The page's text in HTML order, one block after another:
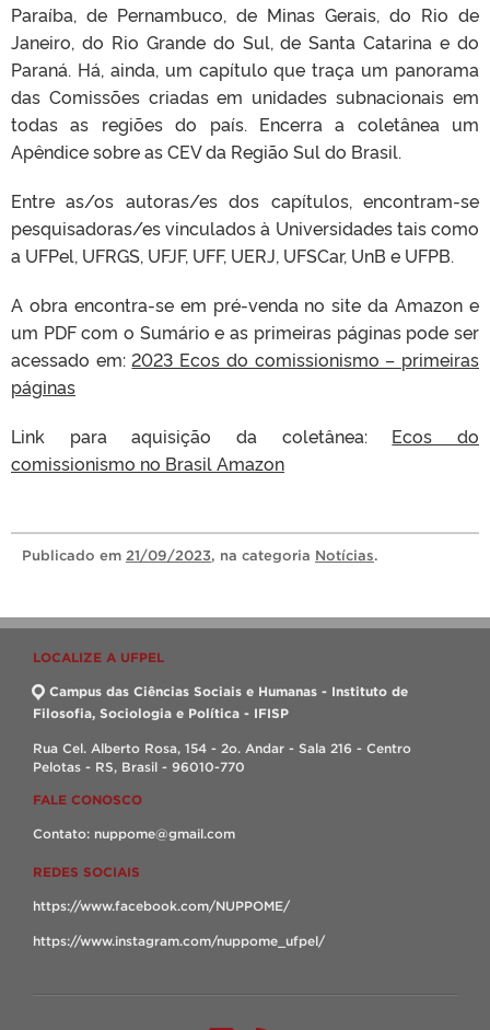
Paraíba, de Pernambuco, de Minas Gerais, do Rio de
Janeiro, do Rio Grande do Sul, de Santa Catarina e do
Paraná. Há, ainda, um capítulo que traça um panorama
das Comissões criadas em unidades subnacionais em
todas as regiões do país. Encerra a coletânea um
Apêndice sobre as CEV da Região Sul do Brasil.
Entre as/os autoras/es dos capítulos, encontram-se
pesquisadoras/es vinculados à Universidades tais como
a UFPel, UFRGS, UFJF, UFF, UERJ, UFSCar, UnB e UFPB.
A obra encontra-se em pré-venda no site da Amazon e
um PDF com o Sumário e as primeiras páginas pode ser
acessado em:2023 Ecos do comissionismo – primeiras
páginas
Link para aquisição da coletânea: Ecos do
comissionismo no Brasil Amazon
Publicado em 21/09/2023, na categoria Notícias.
LOCALIZE A UFPEL
Campus das Ciências Sociais e Humanas - Instituto de
Filosofia, Sociologia e Política - IFISP
Rua Cel. Alberto Rosa, 154 - 2o. Andar - Sala 216 - Centro
Pelotas - RS, Brasil - 96010-770
FALE CONOSCO
Contato: nuppome@gmail.com
REDES SOCIAIS
https://www.facebook.com/NUPPOME/
https://www.instagram.com/nuppome_ufpel/